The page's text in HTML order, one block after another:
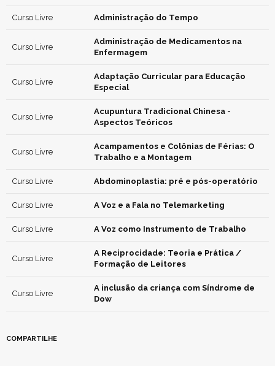
Curso Livre Administração do Tempo
Curso Livre
Administração de Medicamentos na
Enfermagem
Curso Livre
Adaptação Curricular para Educação
Especial
Curso Livre
Acupuntura Tradicional Chinesa -
Aspectos Teóricos
Curso Livre
Acampamentos e Colônias de Férias: O
Trabalho e a Montagem
Curso Livre Abdominoplastia: pré e pós-operatório
Curso Livre A Voz e a Fala no Telemarketing
Curso Livre A Voz como Instrumento de Trabalho
Curso Livre
A Reciprocidade: Teoria e Prática /
Formação de Leitores
Curso Livre
A inclusão da criança com Síndrome de
Dow
COMPARTILHE